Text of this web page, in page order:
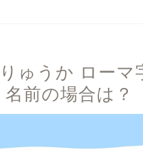
ゅうか ローマ
前の場合は？